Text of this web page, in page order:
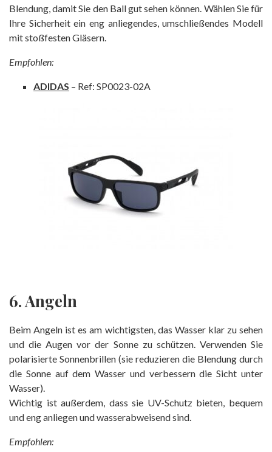
Blendung, damit Sie den Ball gut sehen können. Wählen Sie für
Ihre Sicherheit ein eng anliegendes, umschließendes Modell
mit stoßfesten Gläsern.
Empfohlen:
ADIDAS – Ref: SP0023-02A
6. Angeln
Beim Angeln ist es am wichtigsten, das Wasser klar zu sehen
und die Augen vor der Sonne zu schützen. Verwenden Sie
polarisierte Sonnenbrillen (sie reduzieren die Blendung durch
die Sonne auf dem Wasser und verbessern die Sicht unter
Wasser).
Wichtig ist außerdem, dass sie UV-Schutz bieten, bequem
und eng anliegen und wasserabweisend sind.
Empfohlen: